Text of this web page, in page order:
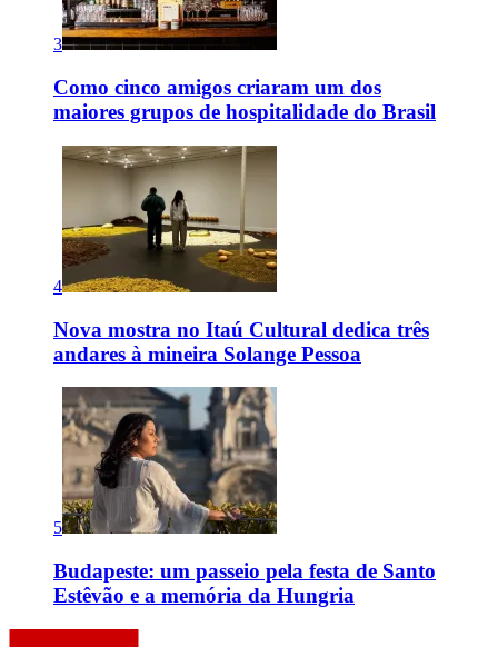
3
Como cinco amigos criaram um dos
maiores grupos de hospitalidade do Brasil
4
Nova mostra no Itaú Cultural dedica três
andares à mineira Solange Pessoa
5
Budapeste: um passeio pela festa de Santo
Estêvão e a memória da Hungria